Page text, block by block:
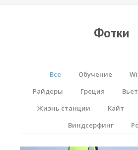
Активности
Вингфойлинг
Фотки
Все Обучение
Райдеры
Греция
Жизнь станции
Кайт
Виндсерфинг